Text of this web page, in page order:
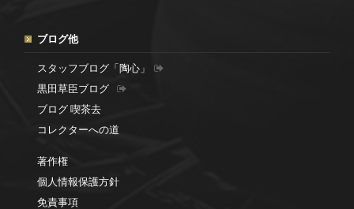
ブログ他
スタッフブログ「陶心」
黒田草臣ブログ
ブログ 喫茶去
コレクターへの道
著作権
個人情報保護方針
免責事項